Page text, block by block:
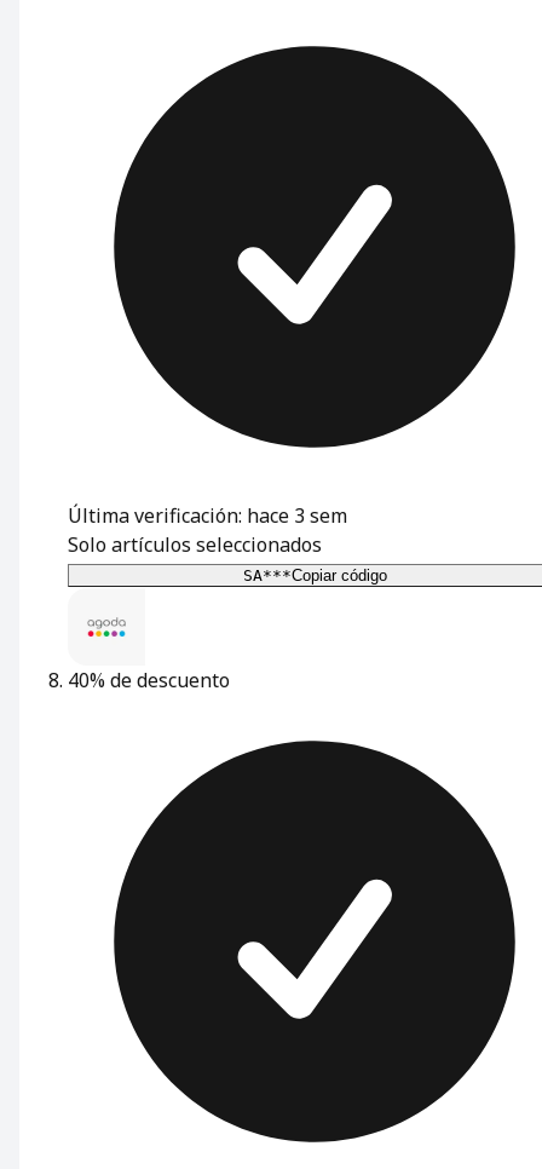
Última verificación: hace 3 sem
Solo artículos seleccionados
SA***Copiar código
40% de descuento